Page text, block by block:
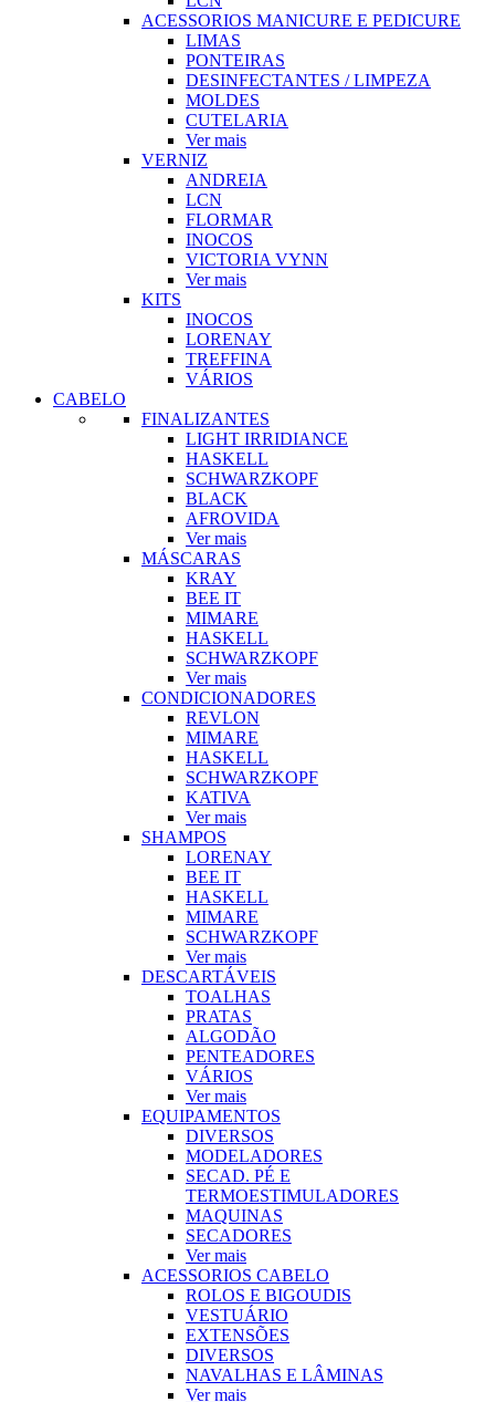
ACESSORIOS MANICURE E PEDICURE
LIMAS
PONTEIRAS
DESINFECTANTES / LIMPEZA
MOLDES
CUTELARIA
Ver mais
VERNIZ
ANDREIA
LCN
FLORMAR
INOCOS
VICTORIA VYNN
Ver mais
KITS
INOCOS
LORENAY
TREFFINA
VÁRIOS
CABELO
FINALIZANTES
LIGHT IRRIDIANCE
HASKELL
SCHWARZKOPF
BLACK
AFROVIDA
Ver mais
MÁSCARAS
KRAY
BEE IT
MIMARE
HASKELL
SCHWARZKOPF
Ver mais
CONDICIONADORES
REVLON
MIMARE
HASKELL
SCHWARZKOPF
KATIVA
Ver mais
SHAMPOS
LORENAY
BEE IT
HASKELL
MIMARE
SCHWARZKOPF
Ver mais
DESCARTÁVEIS
TOALHAS
PRATAS
ALGODÃO
PENTEADORES
VÁRIOS
Ver mais
EQUIPAMENTOS
DIVERSOS
MODELADORES
SECAD. PÉ E
TERMOESTIMULADORES
MAQUINAS
SECADORES
Ver mais
ACESSORIOS CABELO
ROLOS E BIGOUDIS
VESTUÁRIO
EXTENSÕES
DIVERSOS
NAVALHAS E LÂMINAS
Ver mais